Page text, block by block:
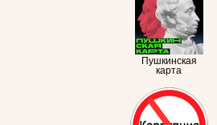
Пушкинская
карта